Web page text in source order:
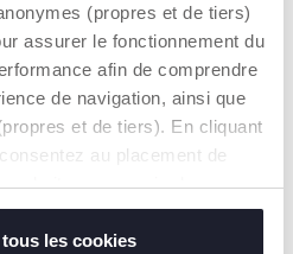
(propres et de tiers)
assurer le fonctionnement du
afin de comprendre
de navigation, ainsi que
et de tiers). En cliquant
au placement de
en savoir plus ou
de tous les
eux, cliquez sur "afficher
les cookies
ACCESSOIRE -50%